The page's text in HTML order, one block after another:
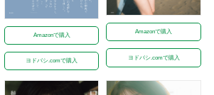
Amazonで購入
ヨドバシ.comで購入
Amazonで購入
ヨドバシ.comで購入